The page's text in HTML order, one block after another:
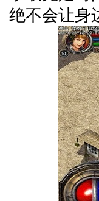
绝不会让身